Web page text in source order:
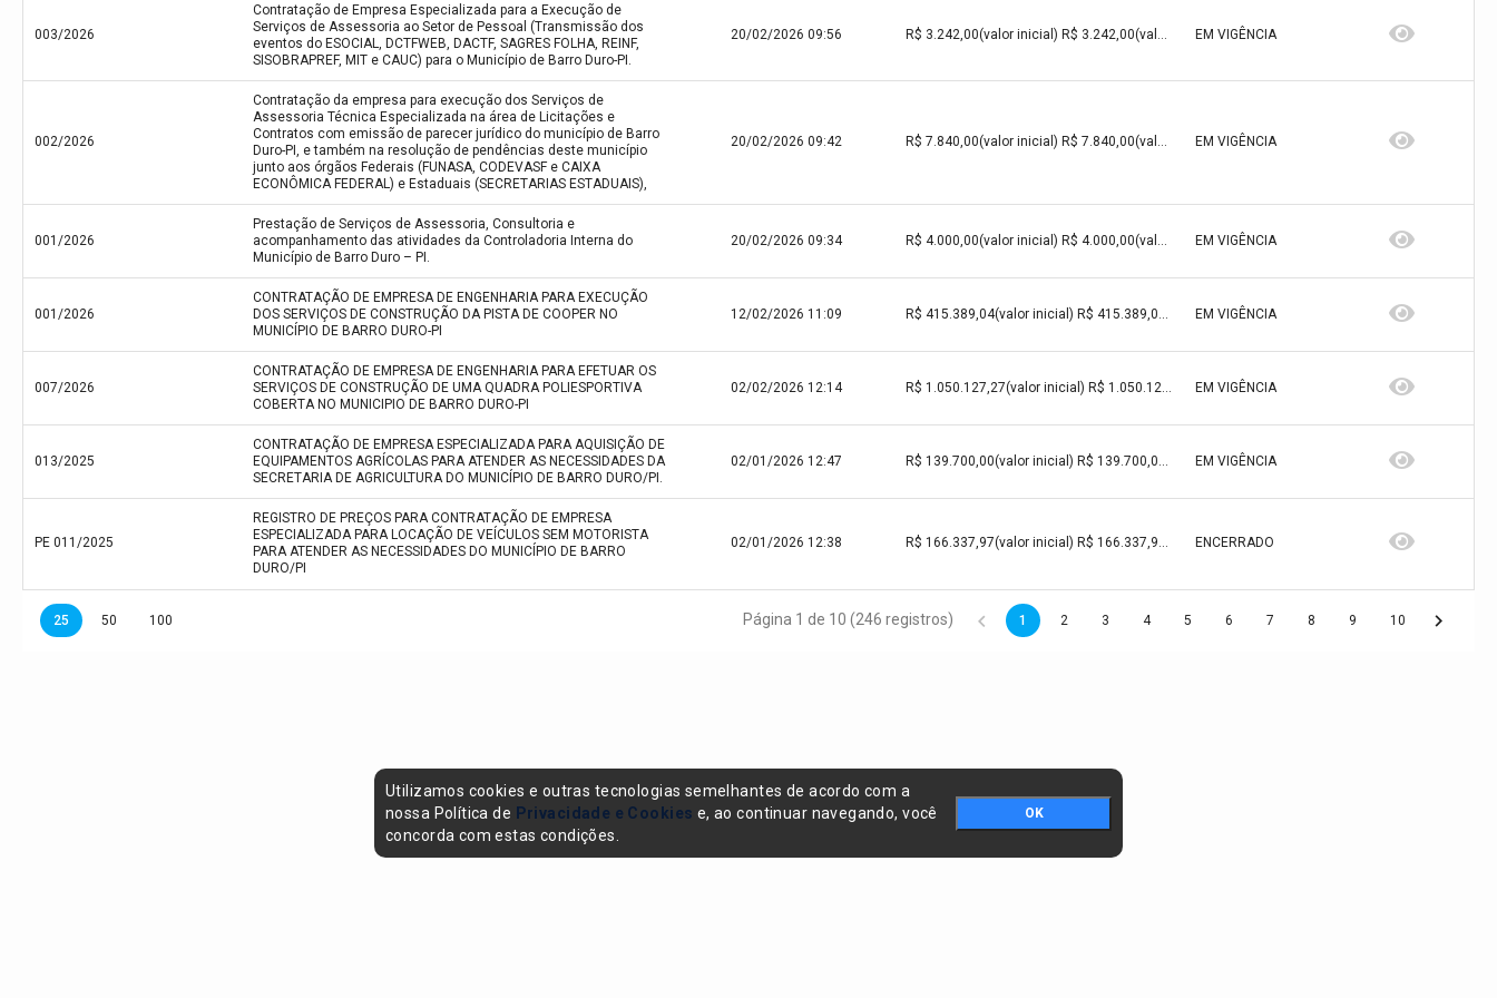
003/2026
Contratação de Empresa Especializada para a Execução de
Serviços de Assessoria ao Setor de Pessoal (Transmissão dos
eventos do ESOCIAL, DCTFWEB, DACTF, SAGRES FOLHA, REINF,
SISOBRAPREF, MIT e CAUC) para o Município de Barro Duro-PI.
20/02/2026 09:56 R$ 3.242,00(valor inicial) R$ 3.242,00(valor atualizado) EM VIGÊNCIA
002/2026
Contratação da empresa para execução dos Serviços de
Assessoria Técnica Especializada na área de Licitações e
Contratos com emissão de parecer jurídico do município de Barro
Duro-PI, e também na resolução de pendências deste município
junto aos órgãos Federais (FUNASA, CODEVASF e CAIXA
ECONÔMICA FEDERAL) e Estaduais (SECRETARIAS ESTADUAIS),
20/02/2026 09:42 R$ 7.840,00(valor inicial) R$ 7.840,00(valor atualizado) EM VIGÊNCIA
001/2026
Prestação de Serviços de Assessoria, Consultoria e
acompanhamento das atividades da Controladoria Interna do
Município de Barro Duro – PI.
20/02/2026 09:34 R$ 4.000,00(valor inicial) R$ 4.000,00(valor atualizado) EM VIGÊNCIA
001/2026
CONTRATAÇÃO DE EMPRESA DE ENGENHARIA PARA EXECUÇÃO
DOS SERVIÇOS DE CONSTRUÇÃO DA PISTA DE COOPER NO
MUNICÍPIO DE BARRO DURO-PI
12/02/2026 11:09 R$ 415.389,04(valor inicial) R$ 415.389,04(valor atualizado) EM VIGÊNCIA
007/2026
CONTRATAÇÃO DE EMPRESA DE ENGENHARIA PARA EFETUAR OS
SERVIÇOS DE CONSTRUÇÃO DE UMA QUADRA POLIESPORTIVA
COBERTA NO MUNICIPIO DE BARRO DURO-PI
02/02/2026 12:14 R$ 1.050.127,27(valor inicial) R$ 1.050.127,27(valor atualizado) EM VIGÊNCIA
013/2025
CONTRATAÇÃO DE EMPRESA ESPECIALIZADA PARA AQUISIÇÃO DE
EQUIPAMENTOS AGRÍCOLAS PARA ATENDER AS NECESSIDADES DA
SECRETARIA DE AGRICULTURA DO MUNICÍPIO DE BARRO DURO/PI.
02/01/2026 12:47 R$ 139.700,00(valor inicial) R$ 139.700,00(valor atualizado) EM VIGÊNCIA
PE 011/2025
REGISTRO DE PREÇOS PARA CONTRATAÇÃO DE EMPRESA
ESPECIALIZADA PARA LOCAÇÃO DE VEÍCULOS SEM MOTORISTA
PARA ATENDER AS NECESSIDADES DO MUNICÍPIO DE BARRO
DURO/PI
02/01/2026 12:38 R$ 166.337,97(valor inicial) R$ 166.337,97(valor atualizado) ENCERRADO
25 50 100 Página 1 de 10 (246 registros) 1 2 3 4 5 6 7 8 9 10
Utilizamos cookies e outras tecnologias semelhantes de acordo com a
nossa Política de Privacidade e Cookies e, ao continuar navegando, você
concorda com estas condições.
OK